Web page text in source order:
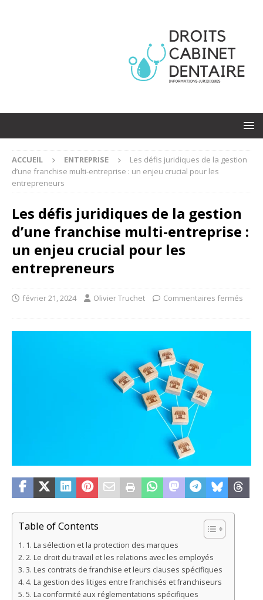
ACCUEIL ENTREPRISE
Les défis juridiques de la gestion
d’une franchise multi-entreprise : un enjeu crucial pour les
entrepreneurs
Les défis juridiques de la gestion
d’une franchise multi-entreprise :
un enjeu crucial pour les
entrepreneurs
février 21, 2024 Olivier Truchet Commentaires fermés
Table of Contents
1. La sélection et la protection des marques
2. Le droit du travail et les relations avec les employés
3. Les contrats de franchise et leurs clauses spécifiques
4. La gestion des litiges entre franchisés et franchiseurs
5. La conformité aux réglementations spécifiques